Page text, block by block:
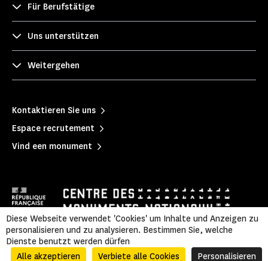
Für Berufstätige
Uns unterstützen
Weitergehen
Kontaktieren Sie uns
Espace recrutement
Vind een monument
Mentions légales | 隐私政策
|
Informations légales et administratives
| Plan du site
Diese Webseite verwendet 'Cookies' um Inhalte und Anzeigen zu
personalisieren und zu analysieren. Bestimmen Sie, welche
Dienste benutzt werden dürfen
Alle akzeptieren
Verbiete alle Cookies Personalisieren